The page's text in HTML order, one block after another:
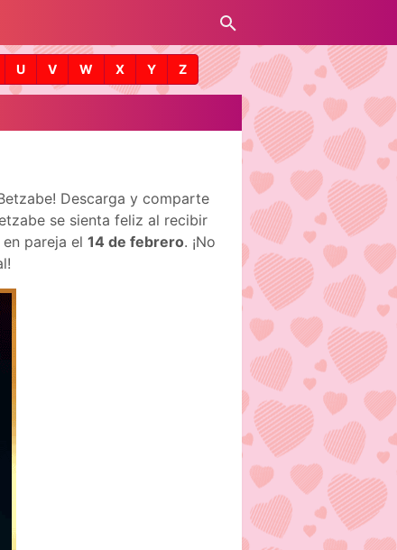
U V W X Y Z
Descarga y comparte
se sienta feliz al recibir
pareja el 14 de febrero. ¡No